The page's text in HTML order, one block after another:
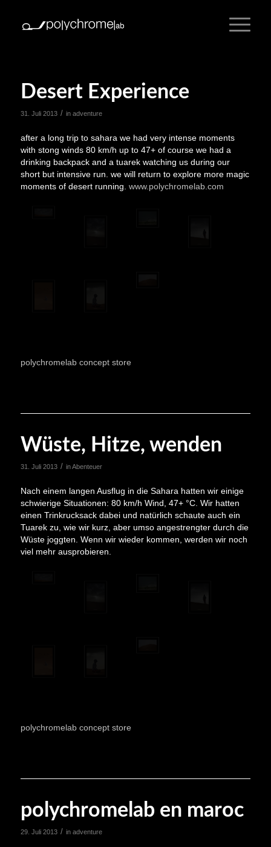
Desert Experience
31. Juli 2013 / in adventure
after a long trip to sahara we had very intense moments
with stong winds 80 km/h up to 47+ of course we had a
drinking backpack and a tuarek watching us during our
short but intensive run. we will return to explore more magic
moments of desert running. www.polychromelab.com
polychromelab concept store
Wüste, Hitze, wenden
31. Juli 2013 / inAbenteuer
Nach einem langen Ausflug in die Sahara hatten wir einige
schwierige Situationen: 80 km/h Wind, 47+ °C. Wir hatten
einen Trinkrucksack dabei und natürlich schaute auch ein
Tuarek zu, wie wir kurz, aber umso angestrengter durch die
Wüste joggten. Wenn wir wieder kommen, werden wir noch
viel mehr ausprobieren.
polychromelab concept store
polychromelab en maroc
29. Juli 2013 / in adventure